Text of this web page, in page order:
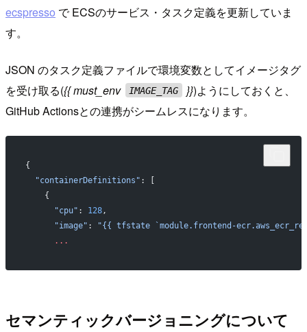
ecspresso で ECSのサービス・タスク定義を更新していま
す。
JSON のタスク定義ファイルで環境変数としてイメージタグ
を受け取る({{ must_env IMAGE_TAG }})ようにしておくと、
GitHub Actionsとの連携がシームレスになります。
{
  "containerDefinitions"
: [
    {
      "cpu"
: 128,
      "image"
:
"{{ tfstate `module.frontend-
      ...
セマンティックバージョニングについて